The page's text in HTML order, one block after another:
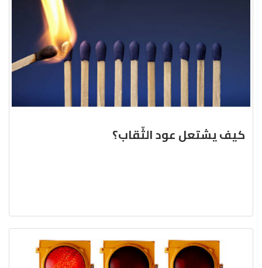
كيف يشتعل عود الثّقاب؟